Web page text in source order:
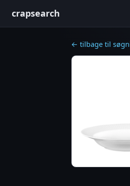
crapsearch
← tilbage til